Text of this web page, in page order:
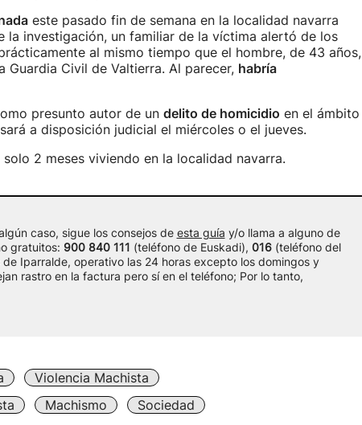
este pasado fin de semana en la localidad navarra
la investigación, un familiar de la víctima alertó de los
al mismo tiempo que el hombre, de 43 años,
Guardia Civil de Valtierra. Al parecer, habría
presunto autor de un delito de homicidio en el ámbito
a disposición judicial el miércoles o el jueves.
2 meses viviendo en la localidad navarra.
caso, sigue los consejos de esta guía y/o llama a alguno de
gratuitos: 900 840 111 (teléfono de Euskadi), 016(teléfono del
Iparralde, operativo las 24 horas excepto los domingos y
rastro en la factura pero sí en el teléfono; Por lo tanto,
Violencia Machista
Machismo Sociedad